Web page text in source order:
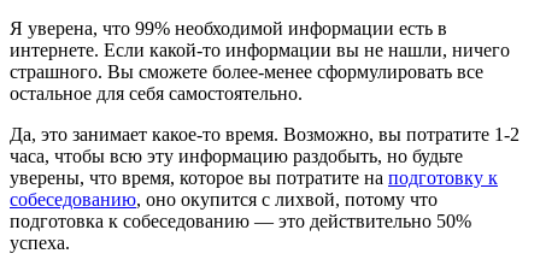
Я уверена, что 99% необходимой информации есть в
интернете. Если какой-то информации вы не нашли, ничего
страшного. Вы сможете более-менее сформулировать все
остальное для себя самостоятельно.
Да, это занимает какое-то время. Возможно, вы потратите 1-2
часа, чтобы всю эту информацию раздобыть, но будьте
уверены, что время, которое вы потратите на подготовку к
собеседованию, оно окупится с лихвой, потому что
подготовка к собеседованию — это действительно 50%
успеха.